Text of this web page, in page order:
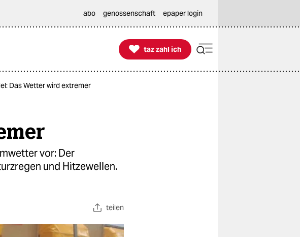
abo genossenschaft epaper login

taz zahl ich
taz zahl ich
Das Wetter wird extremer
vor: Der
und Hitzewellen.
teilen